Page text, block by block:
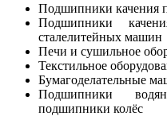
Подшипники качения
Подшипники
сталелитейных машин
Печи и сушильное
Текстильное
Бумагоделательные
Подшипники
подшипники колёс